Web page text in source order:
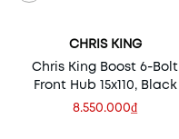
CHRIS KING
Chris King Boost 6-Bolt
Front Hub 15x110, Black
8.550.000₫